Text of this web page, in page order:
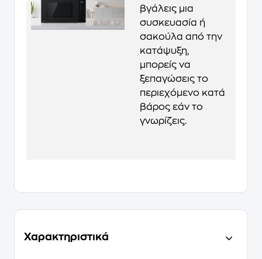
βγάλεις μια
συσκευασία ή
σακούλα από την
κατάψυξη,
μπορείς να
ξεπαγώσεις το
περιεχόμενο κατά
βάρος εάν το
γνωρίζεις.
Χαρακτηριστικά